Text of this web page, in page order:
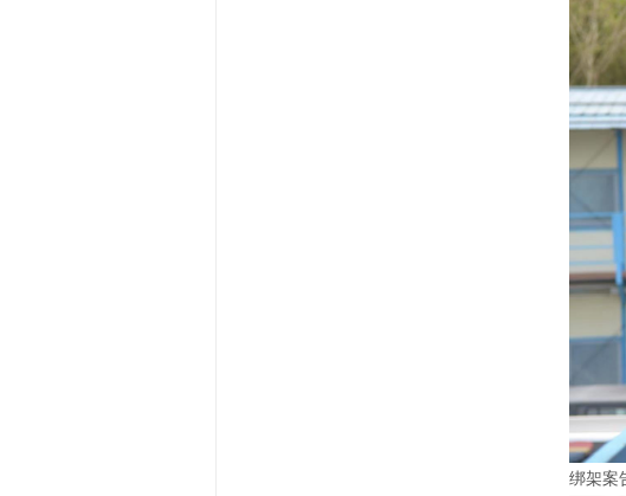
绑架案